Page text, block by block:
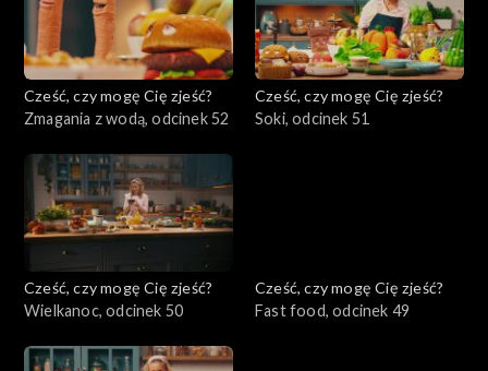
Cześć, czy mogę Cię zjeść?
Zmagania z wodą, odcinek 52
Cześć, czy mogę Cię zjeść?
Soki, odcinek 51
Cześć, czy mogę Cię zjeść?
Wielkanoc, odcinek 50
Cześć, czy mogę Cię zjeść?
Fast food, odcinek 49